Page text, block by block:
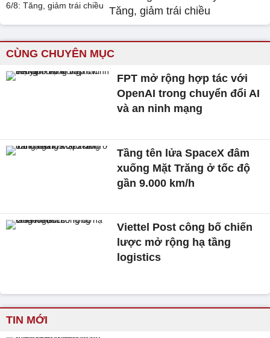
Tăng, giảm trái chiều
CÙNG CHUYÊN MỤC
FPT mở rộng hợp tác với
OpenAI trong chuyển đổi AI
và an ninh mạng
Tầng tên lửa SpaceX đâm
xuống Mặt Trăng ở tốc độ
gần 9.000 km/h
Viettel Post công bố chiến
lược mở rộng hạ tầng
logistics
TIN MỚI